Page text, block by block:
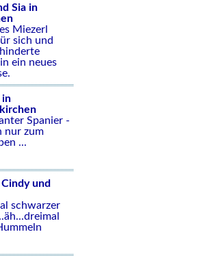
Sia in
Miezerl
sich und
ein neues
in
Spanier -
nur zum
...
und
schwarzer